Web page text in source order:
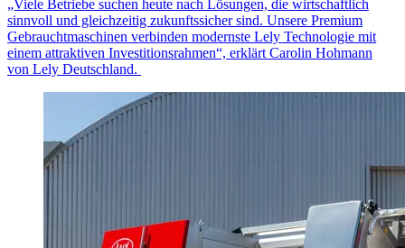
„Viele Betriebe suchen heute nach Lösungen, die wirtschaftlich
sinnvoll und gleichzeitig zukunftssicher sind. Unsere Premium
Gebrauchtmaschinen verbinden modernste Lely Technologie mit
einem attraktiven Investitionsrahmen“, erklärt Carolin Hohmann
von Lely Deutschland.